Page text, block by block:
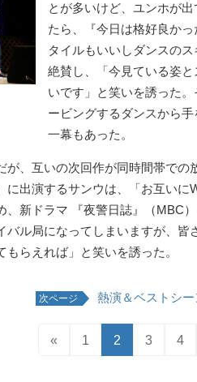
とが多いけど、ユンホが
たら、『今日は格好良か
タイルもいいしダンスの
絶賛し、「今見ている姿
いです」と笑いを誘った
ービングするダンスから
一幕もあった。
が、互いの次回作が同時間帯での
に出演するサンウは、「お互いに
、新ドラマ 『夜警日誌』（MBC
バル局になってしまいますが、
らえれば」と笑いを誘った。
次ページ 熱演＆ベストシー
« 1 2 3 4